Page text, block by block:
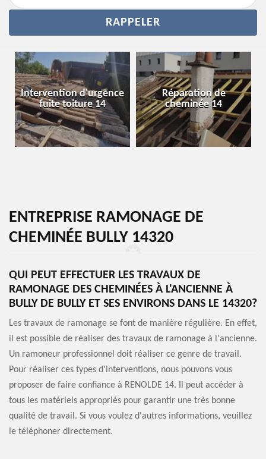
Intervention d'urgence
fuite toiture 14
Réparation de
cheminée 14
ENTREPRISE RAMONAGE DE
CHEMINÉE BULLY 14320
QUI PEUT EFFECTUER LES TRAVAUX DE
RAMONAGE DES CHEMINÉES À L'ANCIENNE À
BULLY DE BULLY ET SES ENVIRONS DANS LE 14320?
Les travaux de ramonage se font de manière régulière. En effet,
il est possible de réaliser des travaux de ramonage à l'ancienne.
Un ramoneur professionnel doit réaliser ce genre de travail.
Pour réaliser ces types d'interventions, nous pouvons vous
proposer de faire confiance à RENOLDE 14. Il peut accéder à
tous les matériels appropriés pour garantir une très bonne
qualité de travail. Si vous voulez d'autres informations, veuillez
le téléphoner directement.